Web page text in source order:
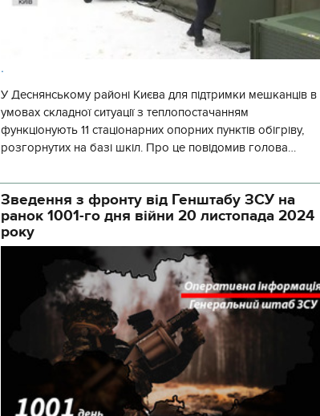
.
У Деснянському районі Києва для підтримки мешканців в
умовах складної ситуації з теплопостачанням
функціонують 11 стаціонарних опорних пунктів обігріву,
розгорнутих на базі шкіл. Про це повідомив голова
Зведення з фронту від Генштабу ЗСУ на
ранок 1001-го дня війни 20 листопада 2024
року